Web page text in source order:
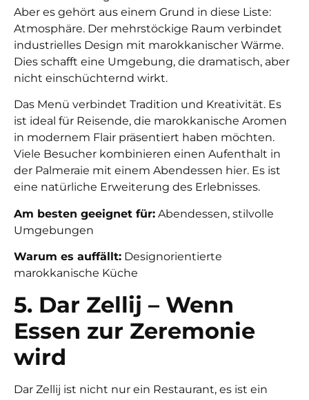
Aber es gehört aus einem Grund in diese Liste:
Atmosphäre. Der mehrstöckige Raum verbindet
industrielles Design mit marokkanischer Wärme.
Dies schafft eine Umgebung, die dramatisch, aber
nicht einschüchternd wirkt.
Das Menü verbindet Tradition und Kreativität. Es
ist ideal für Reisende, die marokkanische Aromen
in modernem Flair präsentiert haben möchten.
Viele Besucher kombinieren einen Aufenthalt in
der Palmeraie mit einem Abendessen hier. Es ist
eine natürliche Erweiterung des Erlebnisses.
Am besten geeignet für: Abendessen, stilvolle
Umgebungen
Warum es auffällt: Designorientierte
marokkanische Küche
5. Dar Zellij – Wenn
Essen zur Zeremonie
wird
Dar Zellij ist nicht nur ein Restaurant, es ist ein